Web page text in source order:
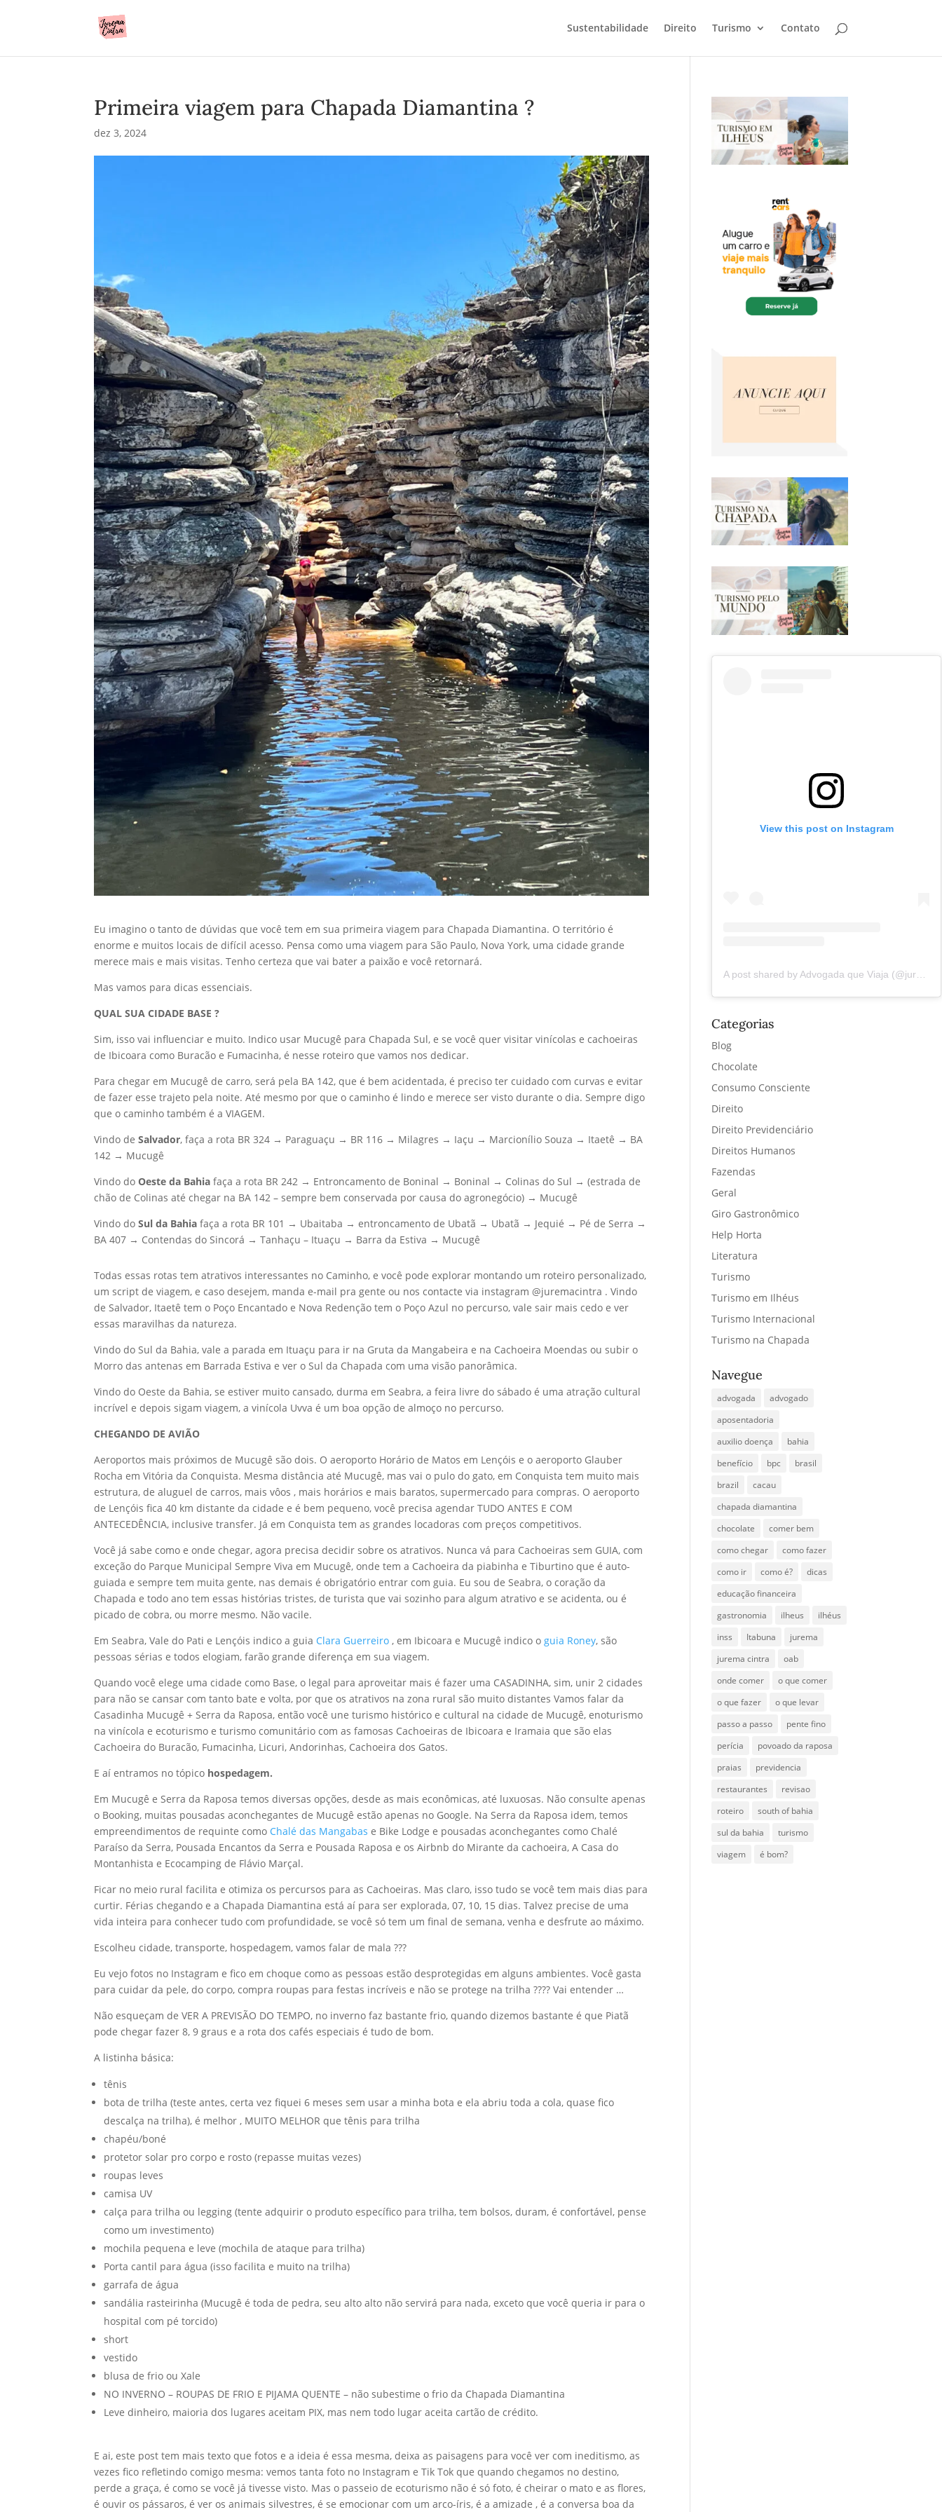
Sustentabilidade Direito Turismo Contato
Primeira viagem para Chapada Diamantina ?
dez 3, 2024
Eu imagino o tanto de dúvidas que você tem em sua primeira viagem para Chapada Diamantina. O território é
enorme e muitos locais de difícil acesso. Pensa como uma viagem para São Paulo, Nova York, uma cidade grande
merece mais e mais visitas. Tenho certeza que vai bater a paixão e você retornará.
Mas vamos para dicas essenciais.
QUAL SUA CIDADE BASE ?
Sim, isso vai influenciar e muito. Indico usar Mucugê para Chapada Sul, e se você quer visitar vinícolas e cachoeiras
de Ibicoara como Buracão e Fumacinha, é nesse roteiro que vamos nos dedicar.
Para chegar em Mucugê de carro, será pela BA 142, que é bem acidentada, é preciso ter cuidado com curvas e evitar
de fazer esse trajeto pela noite. Até mesmo por que o caminho é lindo e merece ser visto durante o dia. Sempre digo
que o caminho também é a VIAGEM.
Vindo deSalvador, faça a rota BR 324 → Paraguaçu → BR 116 → Milagres → Iaçu → Marcionílio Souza → Itaetê → BA
142 → Mucugê
Vindo doOeste da Bahia faça a rota BR 242 → Entroncamento de Boninal → Boninal → Colinas do Sul → (estrada de
chão de Colinas até chegar na BA 142 – sempre bem conservada por causa do agronegócio) → Mucugê
Vindo doSul da Bahia faça a rota BR 101 → Ubaitaba → entroncamento de Ubatã → Ubatã → Jequié → Pé de Serra →
BA 407 → Contendas do Sincorá → Tanhaçu – Ituaçu → Barra da Estiva → Mucugê
Todas essas rotas tem atrativos interessantes no Caminho, e você pode explorar montando um roteiro personalizado,
um script de viagem, e caso desejem, manda e-mail pra gente ou nos contacte via instagram @juremacintra . Vindo
de Salvador, Itaetê tem o Poço Encantado e Nova Redenção tem o Poço Azul no percurso, vale sair mais cedo e ver
essas maravilhas da natureza.
Vindo do Sul da Bahia, vale a parada em Ituaçu para ir na Gruta da Mangabeira e na Cachoeira Moendas ou subir o
Morro das antenas em Barrada Estiva e ver o Sul da Chapada com uma visão panorâmica.
Vindo do Oeste da Bahia, se estiver muito cansado, durma em Seabra, a feira livre do sábado é uma atração cultural
incrível e depois sigam viagem, a vinícola Uvva é um boa opção de almoço no percurso.
CHEGANDO DE AVIÃO
Aeroportos mais próximos de Mucugê são dois. O aeroporto Horário de Matos em Lençóis e o aeroporto Glauber
Rocha em Vitória da Conquista. Mesma distância até Mucugê, mas vai o pulo do gato, em Conquista tem muito mais
estrutura, de aluguel de carros, mais vôos , mais horários e mais baratos, supermercado para compras. O aeroporto
de Lençóis fica 40 km distante da cidade e é bem pequeno, você precisa agendar TUDO ANTES E COM
ANTECEDÊNCIA, inclusive transfer. Já em Conquista tem as grandes locadoras com preços competitivos.
Você já sabe como e onde chegar, agora precisa decidir sobre os atrativos. Nunca vá para Cachoeiras sem GUIA, com
exceção do Parque Municipal Sempre Viva em Mucugê, onde tem a Cachoeira da piabinha e Tiburtino que é auto-
guiada e sempre tem muita gente, nas demais é obrigatório entrar com guia. Eu sou de Seabra, o coração da
Chapada e todo ano tem essas histórias tristes, de turista que vai sozinho para algum atrativo e se acidenta, ou é
picado de cobra, ou morre mesmo. Não vacile.
Em Seabra, Vale do Pati e Lençóis indico a guia Clara Guerreiro , em Ibicoara e Mucugê indico o guia Roney, são
pessoas sérias e todos elogiam, farão grande diferença em sua viagem.
Quando você elege uma cidade como Base, o legal para aproveitar mais é fazer uma CASADINHA, sim, unir 2 cidades
para não se cansar com tanto bate e volta, por que os atrativos na zona rural são muito distantes Vamos falar da
Casadinha Mucugê + Serra da Raposa, então você une turismo histórico e cultural na cidade de Mucugê, enoturismo
na vinícola e ecoturismo e turismo comunitário com as famosas Cachoeiras de Ibicoara e Iramaia que são elas
Cachoeira do Buracão, Fumacinha, Licuri, Andorinhas, Cachoeira dos Gatos.
E aí entramos no tópico hospedagem.
Em Mucugê e Serra da Raposa temos diversas opções, desde as mais econômicas, até luxuosas. Não consulte apenas
o Booking, muitas pousadas aconchegantes de Mucugê estão apenas no Google. Na Serra da Raposa idem, temos
empreendimentos de requinte como Chalé das Mangabas e Bike Lodge e pousadas aconchegantes como Chalé
Paraíso da Serra, Pousada Encantos da Serra e Pousada Raposa e os Airbnb do Mirante da cachoeira, A Casa do
Montanhista e Ecocamping de Flávio Marçal.
Ficar no meio rural facilita e otimiza os percursos para as Cachoeiras. Mas claro, isso tudo se você tem mais dias para
curtir. Férias chegando e a Chapada Diamantina está aí para ser explorada, 07, 10, 15 dias. Talvez precise de uma
vida inteira para conhecer tudo com profundidade, se você só tem um final de semana, venha e desfrute ao máximo.
Escolheu cidade, transporte, hospedagem, vamos falar de mala ???
Eu vejo fotos no Instagram e fico em choque como as pessoas estão desprotegidas em alguns ambientes. Você gasta
para cuidar da pele, do corpo, compra roupas para festas incríveis e não se protege na trilha ???? Vai entender …
Não esqueçam de VER A PREVISÃO DO TEMPO, no inverno faz bastante frio, quando dizemos bastante é que Piatã
pode chegar fazer 8, 9 graus e a rota dos cafés especiais é tudo de bom.
A listinha básica:
tênis
bota de trilha (teste antes, certa vez fiquei 6 meses sem usar a minha bota e ela abriu toda a cola, quase fico
descalça na trilha), é melhor , MUITO MELHOR que tênis para trilha
chapéu/boné
protetor solar pro corpo e rosto (repasse muitas vezes)
roupas leves
camisa UV
calça para trilha ou legging (tente adquirir o produto específico para trilha, tem bolsos, duram, é confortável, pense
como um investimento)
mochila pequena e leve (mochila de ataque para trilha)
Porta cantil para água (isso facilita e muito na trilha)
garrafa de água
sandália rasteirinha (Mucugê é toda de pedra, seu alto alto não servirá para nada, exceto que você queria ir para o
hospital com pé torcido)
short
vestido
blusa de frio ou Xale
NO INVERNO – ROUPAS DE FRIO E PIJAMA QUENTE – não subestime o frio da Chapada Diamantina
Leve dinheiro, maioria dos lugares aceitam PIX, mas nem todo lugar aceita cartão de crédito.
E ai, este post tem mais texto que fotos e a ideia é essa mesma, deixa as paisagens para você ver com ineditismo, as
vezes fico refletindo comigo mesma: vemos tanta foto no Instagram e Tik Tok que quando chegamos no destino,
perde a graça, é como se você já tivesse visto. Mas o passeio de ecoturismo não é só foto, é cheirar o mato e as flores,
é ouvir os pássaros, é ver os animais silvestres, é se emocionar com um arco-íris, é a amizade , é a conversa boa da
View this post on Instagram
A post shared by Advogada que Viaja (@juremacintra)
Categorias
Blog
Chocolate
Consumo Consciente
Direito
Direito Previdenciário
Direitos Humanos
Fazendas
Geral
Giro Gastronômico
Help Horta
Literatura
Turismo
Turismo em Ilhéus
Turismo Internacional
Turismo na Chapada
Navegue
advogada
advogado
aposentadoria
auxilio doença
bahia
benefício
bpc
brasil
brazil
cacau
chapada diamantina
chocolate
comer bem
como chegar
como fazer
como ir
como é?
dicas
educação financeira
gastronomia
ilheus
ilhéus
inss
Itabuna
jurema
jurema cintra
oab
onde comer
o que comer
o que fazer
o que levar
passo a passo
pente fino
perícia
povoado da raposa
praias
previdencia
restaurantes
revisao
roteiro
south of bahia
sul da bahia
turismo
viagem
é bom?